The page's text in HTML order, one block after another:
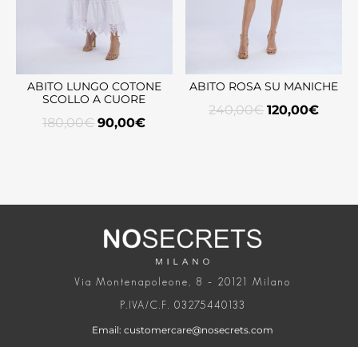
ABITO LUNGO COTONE
SCOLLO A CUORE
180,00€ 90,00€
ABITO ROSA SU MANICHE
240,00€ 120,00€
Via Montenapoleone, 8 – 20121 Milano
P.IVA/C.F. 03275440133
Email: customercare@nosecrets.com